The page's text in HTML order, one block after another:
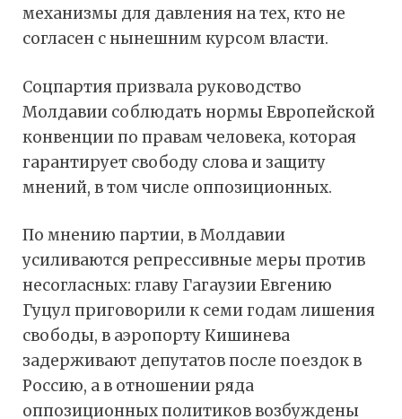
механизмы для давления на тех, кто не
согласен с нынешним курсом власти.
Соцпартия призвала руководство
Молдавии соблюдать нормы Европейской
конвенции по правам человека, которая
гарантирует свободу слова и защиту
мнений, в том числе оппозиционных.
По мнению партии, в Молдавии
усиливаются репрессивные меры против
несогласных: главу Гагаузии Евгению
Гуцул приговорили к семи годам лишения
свободы, в аэропорту Кишинева
задерживают депутатов после поездок в
Россию, а в отношении ряда
оппозиционных политиков возбуждены